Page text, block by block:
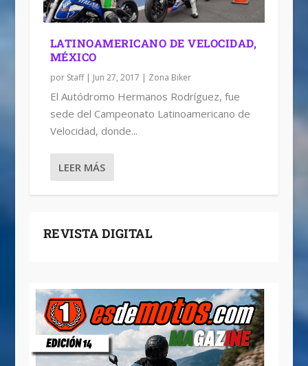
LATINOAMERICANO DE VELOCIDAD,
MÉXICO
por Staff| Jun 27, 2017 | Zona Biker
El Autódromo Hermanos Rodríguez, fue
sede del Campeonato Latinoamericano de
Velocidad, donde...
LEER MÁS
REVISTA DIGITAL